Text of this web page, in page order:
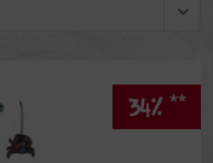
34% **